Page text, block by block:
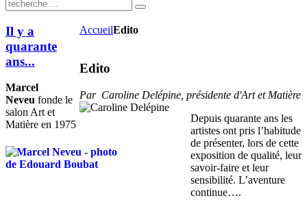
AccueilEdito
Edito
Par Caroline Delépine, présidente d'Art et Matière
Depuis quarante ans les
artistes ont pris l’habitude
de présenter, lors de cette
exposition de qualité, leur
savoir-faire et leur
sensibilité. L’aventure
continue….
Il y a
quarante
ans...
Marcel
Neveu fonde le
salon Art et
Matière en 1975